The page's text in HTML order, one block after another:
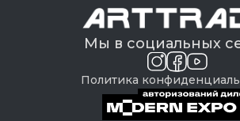
Мы в социальных
Политика